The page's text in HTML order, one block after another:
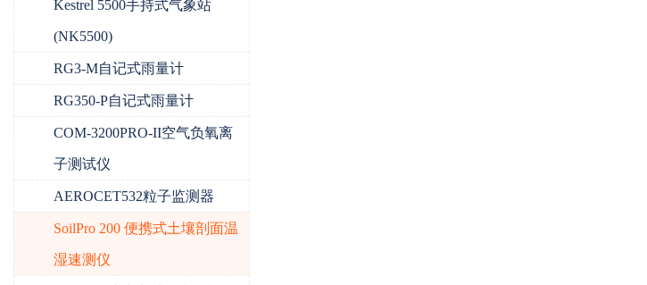
Kestrel 5500手持式气象站
(NK5500)
RG3-M自记式雨量计
RG350-P自记式雨量计
COM-3200PRO-II空气负氧离
子测试仪
AEROCET532粒子监测器
SoilPro 200 便携式土壤剖面温
湿速测仪